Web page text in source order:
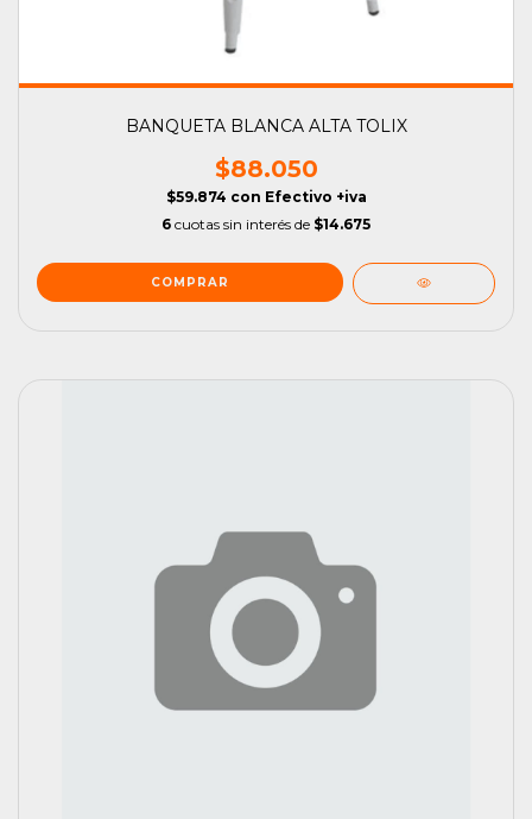
BANQUETA BLANCA ALTA TOLIX
$88.050
$59.874 con Efectivo +iva
6 cuotas sin interés de $14.675